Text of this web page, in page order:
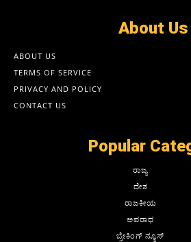
About Us
ABOUT US
TERMS OF SERVICE
PRIVACY AND POLICY
CONTACT US
Popular
ರಾಜ್ಯ
ದೇಶ
ರಾಜಕೀಯ
ಅಪರಾಧ
ಬ್ರೇಕಿಂಗ್ ನ್ಯೂಸ್